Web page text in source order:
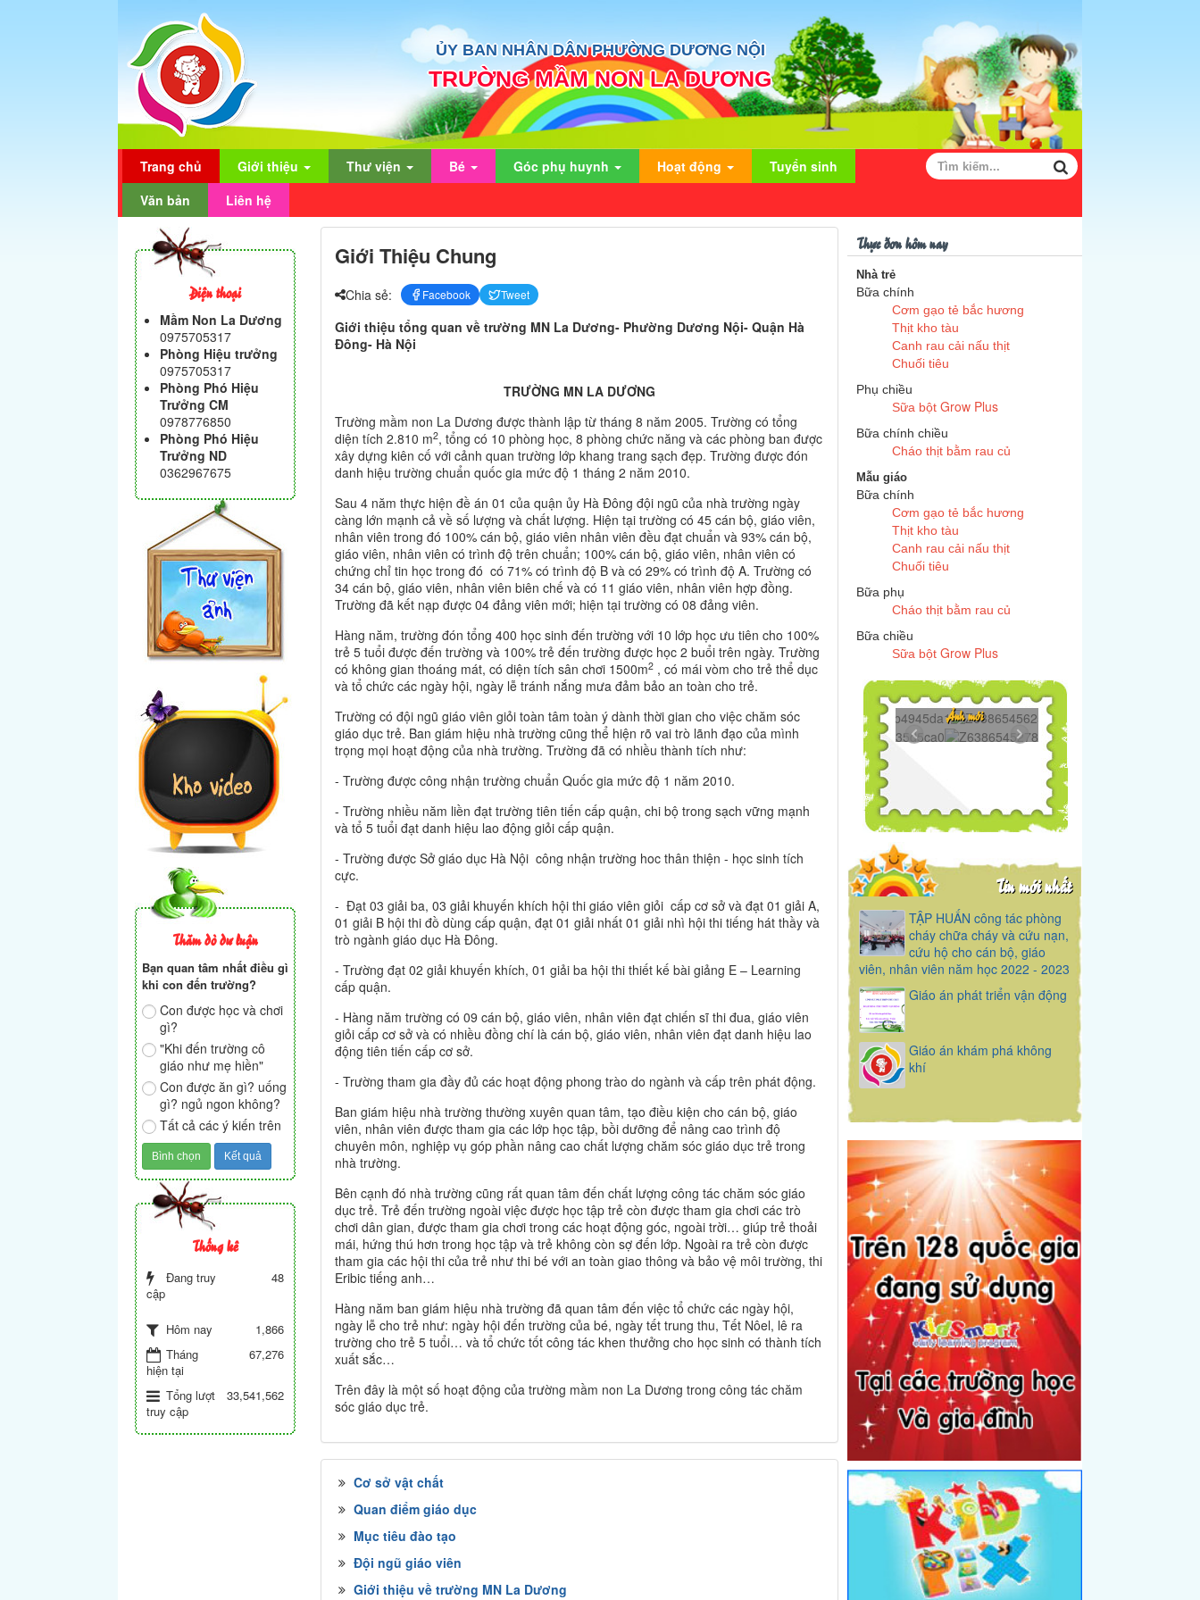
ỦY BAN NHÂN DÂN PHƯỜNG DƯƠNG NỘI
TRƯỜNG MẦM NON LA DƯƠNG
Trang chủ Giới thiệu Thư viện Bé Góc phụ huynh Hoạt động
Tuyển sinh
Văn bản
Liên hệ
Giới Thiệu Chung
Chia sẻ: Facebook Tweet
Giới thiệu tổng quan về trường MN La Dương- Phường Dương Nội- Quận Hà
Đông- Hà Nội
TRƯỜNG MN LA DƯƠNG
Trường mầm non La Dương được thành lập từ tháng 8 năm 2005. Trường có tổng
diện tích 2.810 m2, tổng có 10 phòng học, 8 phòng chức năng và các phòng ban được
xây dựng kiên cố với cảnh quan trường lớp khang trang sạch đẹp. Trường được đón
danh hiệu trường chuẩn quốc gia mức độ 1 tháng 2 năm 2010.
Sau 4 năm thực hiện đề án 01 của quận ủy Hà Đông đội ngũ của nhà trường ngày
càng lớn mạnh cả về số lượng và chất lượng. Hiện tại trường có 45 cán bộ, giáo viên,
nhân viên trong đó 100% cán bộ, giáo viên nhân viên đều đạt chuẩn và 93% cán bộ,
giáo viên, nhân viên có trình độ trên chuẩn; 100% cán bộ, giáo viên, nhân viên có
chứng chỉ tin học trong đó có 71% có trình độ B và có 29% có trình độ A. Trường có
34 cán bộ, giáo viên, nhân viên biên chế và có 11 giáo viên, nhân viên hợp đồng.
Trường đã kết nạp được 04 đảng viên mới; hiện tại trường có 08 đảng viên.
Hàng năm, trường đón tổng 400 học sinh đến trường với 10 lớp học ưu tiên cho 100%
trẻ 5 tuổi được đến trường và 100% trẻ đến trường được học 2 buổi trên ngày. Trường
có không gian thoáng mát, có diện tích sân chơi 1500m2 , có mái vòm cho trẻ thể dục
và tổ chức các ngày hội, ngày lễ tránh nắng mưa đảm bảo an toàn cho trẻ.
Trường có đội ngũ giáo viên giỏi toàn tâm toàn ý dành thời gian cho việc chăm sóc
giáo dục trẻ. Ban giám hiệu nhà trường cũng thể hiện rõ vai trò lãnh đạo của mình
trọng mọi hoạt động của nhà trường. Trường đã có nhiều thành tích như:
- Trường được công nhận trường chuẩn Quốc gia mức độ 1 năm 2010.
- Trường nhiều năm liền đạt trường tiên tiến cấp quận, chi bộ trong sạch vững mạnh
và tổ 5 tuổi đạt danh hiệu lao động giỏi cấp quận.
- Trường được Sở giáo dục Hà Nội công nhận trường hoc thân thiện - học sinh tích
cực.
- Đạt 03 giải ba, 03 giải khuyến khích hội thi giáo viên giỏi cấp cơ sở và đạt 01 giải A,
01 giải B hội thi đồ dùng cấp quận, đạt 01 giải nhất 01 giải nhì hội thi tiếng hát thầy và
trò ngành giáo dục Hà Đông.
- Trường đạt 02 giải khuyến khích, 01 giải ba hội thi thiết kế bài giảng E – Learning
cấp quận.
- Hàng năm trường có 09 cán bộ, giáo viên, nhân viên đạt chiến sĩ thi đua, giáo viên
giỏi cấp cơ sở và có nhiều đồng chí là cán bộ, giáo viên, nhân viên đạt danh hiệu lao
động tiên tiến cấp cơ sở.
- Trường tham gia đầy đủ các hoạt động phong trào do ngành và cấp trên phát động.
Ban giám hiệu nhà trường thường xuyên quan tâm, tạo điều kiện cho cán bộ, giáo
viên, nhân viên được tham gia các lớp học tập, bồi dưỡng để nâng cao trình độ
chuyên môn, nghiệp vụ góp phần nâng cao chất lượng chăm sóc giáo dục trẻ trong
nhà trường.
Bên cạnh đó nhà trường cũng rất quan tâm đến chất lượng công tác chăm sóc giáo
dục trẻ. Trẻ đến trường ngoài việc được học tập trẻ còn được tham gia chơi các trò
chơi dân gian, được tham gia chơi trong các hoạt động góc, ngoài trời… giúp trẻ thoải
mái, hứng thú hơn trong học tập và trẻ không còn sợ đến lớp. Ngoài ra trẻ còn được
tham gia các hội thi của trẻ như thi bé với an toàn giao thông và bảo vệ môi trường, thi
Eribic tiếng anh…
Hàng năm ban giám hiệu nhà trường đã quan tâm đến việc tổ chức các ngày hội,
ngày lễ cho trẻ như: ngày hội đến trường của bé, ngày tết trung thu, Tết Nôel, lê ra
trường cho trẻ 5 tuổi… và tổ chức tốt công tác khen thưởng cho học sinh có thành tích
xuất sắc…
Trên đây là một số hoạt động của trường mầm non La Dương trong công tác chăm
sóc giáo dục trẻ.
Cơ sở vật chất
Quan điểm giáo dục
Mục tiêu đào tạo
Đội ngũ giáo viên
Giới thiệu về trường MN La Dương
Thực đơn hôm nay
Nhà trẻ
Bữa chính
Cơm gạo tẻ bắc hương
Thịt kho tàu
Canh rau cải nấu thịt
Chuối tiêu
Phụ chiều
Sữa bộtGrow Plus
Bữa chính chiều
Cháo thịt bằm rau củ
Mẫu giáo
Bữa chính
Cơm gạo tẻ bắc hương
Thịt kho tàu
Canh rau cải nấu thịt
Chuối tiêu
Bữa phụ
Cháo thịt bằm rau củ
Bữa chiều
Sữa bộtGrow Plus
Z6386545839918...
Z6386545625272...
Z6386545439365...
Z6386545278606...
Z6386545075732...
Ảnh mới
Tin mới nhất
TẬP HUẤN công tác phòng
cháy chữa cháy và cứu nạn,
cứu hộ cho cán bộ, giáo
viên, nhân viên năm học 2022 - 2023
Giáo án phát triển vận động
Giáo án khám phá không
khí
Điện thoại
Mầm Non La Dương
0975705317
Phòng Hiệu trưởng
0975705317
Phòng Phó Hiệu
Trưởng CM
0978776850
Phòng Phó Hiệu
Trưởng ND
0362967675
Thăm dò dư luận
Bạn quan tâm nhất điều gì
khi con đến trường?
Con được học và chơi
gì?
"Khi đến trường cô
giáo như mẹ hiền"
Con được ăn gì? uống
gì? ngủ ngon không?
Tất cả các ý kiến trên
Thống kê
Đang truy
cập
48
Hôm nay
1,866
Tháng
hiện tại
67,276
Tổng lượt
truy cập
33,541,562